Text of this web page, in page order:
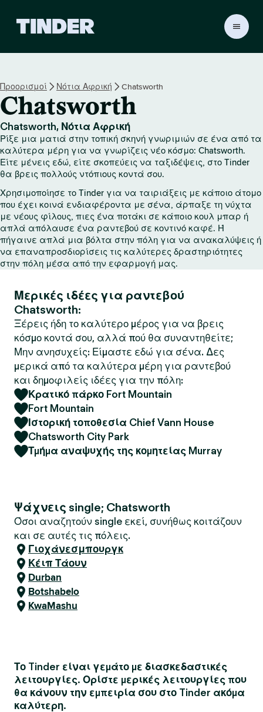
ή
σ
ε
λ
ί
δ
α
T
n
d
e
r
Προορισμοί Νότια Αφρική Chatsworth
Chatsworth
Chatsworth, Νότια Αφρική
Ρίξε μια ματιά στην τοπική σκηνή γνωριμιών σε ένα από τα
καλύτερα μέρη για να γνωρίζεις νέο κόσμο: Chatsworth.
Είτε μένεις εδώ, είτε σκοπεύεις να ταξιδέψεις, στο Tinder
θα βρεις πολλούς ντόπιους κοντά σου.
Χρησιμοποίησε το Tinder για να ταιριάξεις με κάποιο άτομο
που έχει κοινά ενδιαφέροντα με σένα, άρπαξε τη νύχτα
με νέους φίλους, πιες ένα ποτάκι σε κάποιο κουλ μπαρ ή
απλά απόλαυσε ένα ραντεβού σε κοντινό καφέ. Ή
πήγαινε απλά μια βόλτα στην πόλη για να ανακαλύψεις ή
να επαναπροσδιορίσεις τις καλύτερες δραστηριότητες
στην πόλη μέσα από την εφαρμογή μας.
Μερικές ιδέες για ραντεβού
Chatsworth:
Ξέρεις ήδη το καλύτερο μέρος για να βρεις
κόσμο κοντά σου, αλλά πού θα συναντηθείτε;
Μην ανησυχείς: Είμαστε εδώ για σένα. Δες
μερικά από τα καλύτερα μέρη για ραντεβού
και δημοφιλείς ιδέες για την πόλη:
Κρατικό πάρκο Fort Mountain
Fort Mountain
Ιστορική τοποθεσία Chief Vann House
Chatsworth City Park
Τμήμα αναψυχής της κομητείας Murray
Ψάχνεις single; Chatsworth
Όσοι αναζητούν single εκεί, συνήθως κοιτάζουν
και σε αυτές τις πόλεις.
Γιοχάνεσμπουργκ
Κέιπ Τάουν
Durban
Botshabelo
KwaMashu
Το Tinder είναι γεμάτο με διασκεδαστικές
λειτουργίες. Ορίστε μερικές λειτουργίες που
θα κάνουν την εμπειρία σου στο Tinder ακόμα
καλύτερη.